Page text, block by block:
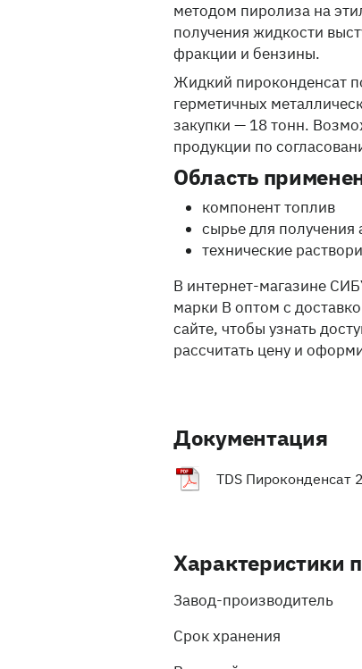
методом пиролиза на
получения жидкости
фракции и бензины.
Жидкий пироконденсат
герметичных
закупки — 18 тонн.
продукции по
Область
компонент топлив
сырье для получения
технические
В интернет-магазине
марки B оптом с
сайте, чтобы узнать
рассчитать цену и
Документация
TDS Пироконденсат
Характеристики
Завод-производитель
Срок хранения